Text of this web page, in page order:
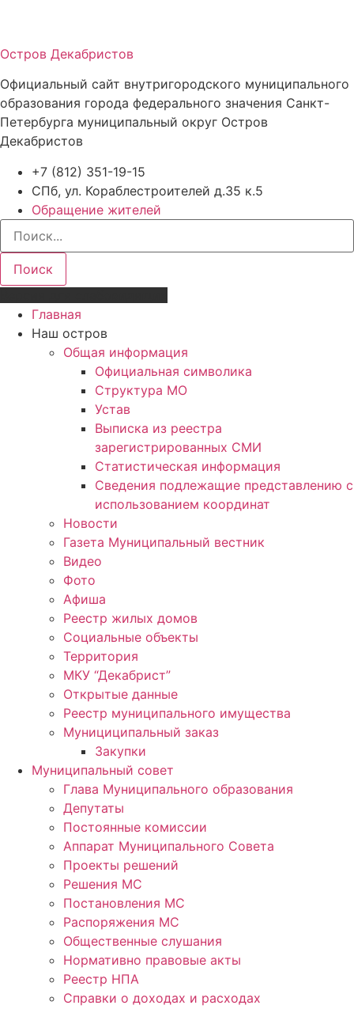
Остров Декабристов
Официальный сайт внутригородского муниципального
образования города федерального значения Санкт-
Петербурга муниципальный округ Остров
Декабристов
+7 (812) 351-19-15
СПб, ул. Кораблестроителей д.35 к.5
Обращение жителей
Поиск
Главная
Наш остров
Общая информация
Официальная символика
Структура МО
Устав
Выписка из реестра
зарегистрированных СМИ
Статистическая информация
Сведения подлежащие представлению с
использованием координат
Новости
Газета Муниципальный вестник
Видео
Фото
Афиша
Реестр жилых домов
Социальные объекты
Территория
МКУ “Декабрист”
Открытые данные
Реестр муниципального имущества
Мунициципальный заказ
Закупки
Муниципальный совет
Глава Муниципального образования
Депутаты
Постоянные комиссии
Аппарат Муниципального Совета
Проекты решений
Решения МС
Постановления МС
Распоряжения МС
Общественные слушания
Нормативно правовые акты
Реестр НПА
Справки о доходах и расходах